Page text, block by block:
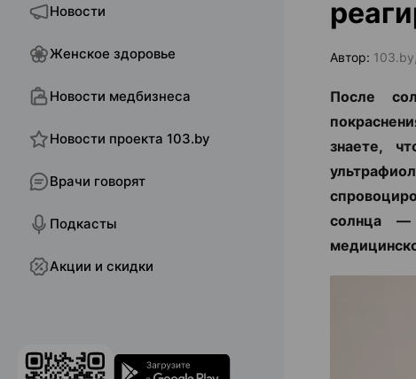
Новости
Женское здоровье
Новости медбизнеса
Новости проекта 103.by
Врачи говорят
Подкасты
Акции и скидки
Автор:
После
знаете,
солнца —